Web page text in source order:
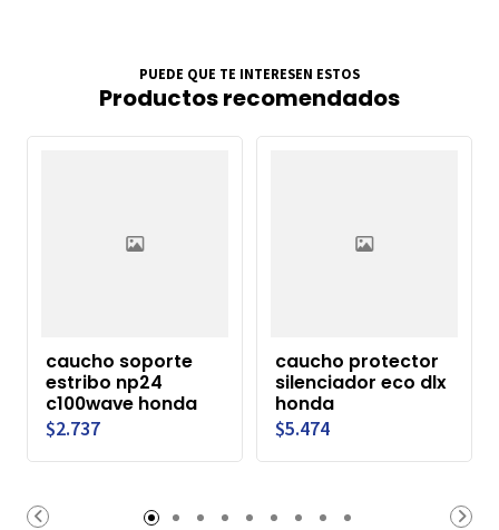
PUEDE QUE TE INTERESEN ESTOS
Productos recomendados
caucho soporte
estribo np24
c100wave honda
$2.737
caucho protector
silenciador eco dlx
honda
$5.474